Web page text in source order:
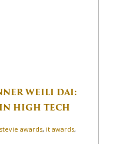
WEILI DAI:
HIGH TECH
stevie awards, it awards,